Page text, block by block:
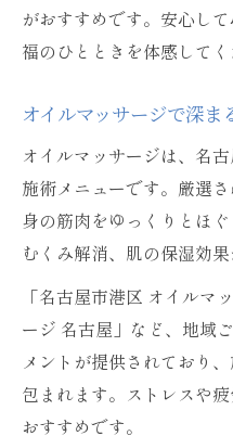
がおすすめです。安心し
福のひとときを体感してく
オイルマッサージで深ま
オイルマッサージは、名
施術メニューです。厳選
身の筋肉をゆっくりとほ
むくみ解消、肌の保湿効果
「名古屋市港区 オイルマ
ージ 名古屋」など、地域
メントが提供されており
包まれます。ストレスや
おすすめです。